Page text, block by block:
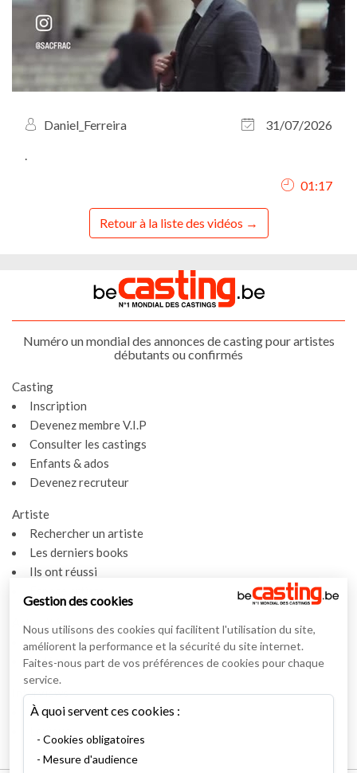
Daniel_Ferreira
31/07/2026
01:17
Retour à la liste des vidéos
Numéro un mondial des annonces de casting pour artistes
débutants ou confirmés
Casting
Inscription
Devenez membre V.I.P
Consulter les castings
Enfants & ados
Devenez recruteur
Artiste
Rechercher un artiste
Les derniers books
Ils ont réussi
Actualités
Actualités
Vidéos
Interviews
Nos interviews
Gestion des cookies
Nous utilisons des cookies qui facilitent l'utilisation du site,
améliorent la performance et la sécurité du site internet.
Faites-nous part de vos préférences de cookies pour chaque
service.
À quoi servent ces cookies :
Cookies obligatoires
Mesure d'audience